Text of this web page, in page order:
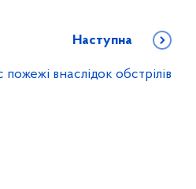
Наступна
пожежі внаслідок обстрілів